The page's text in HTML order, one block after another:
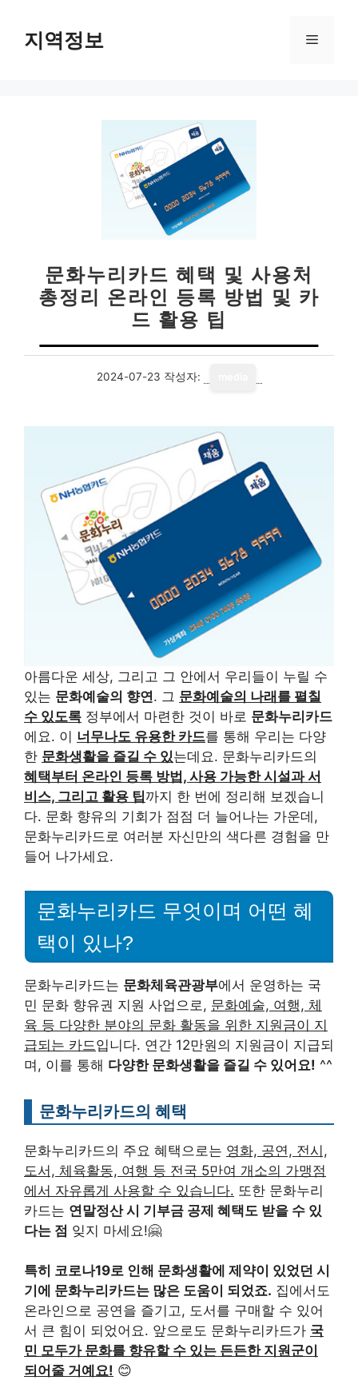
지역정보 메
문화누리카드 혜택 및 사용처
총정리 온라인 등록 방법 및 카
드 활용 팁
2024-07-23 작성자:
아름다운 세상, 그리고 그 안에서 우리들이 누릴 수
있는 문화예술의 향연. 그 문화예술의 나래를 펼칠
수 있도록 정부에서 마련한 것이 바로 문화누리카드
에요. 이 너무나도 유용한 카드를 통해 우리는 다양
한 문화생활을 즐길 수 있는데요. 문화누리카드의
혜택부터 온라인 등록 방법, 사용 가능한 시설과 서
비스, 그리고 활용 팁까지 한 번에 정리해 보겠습니
다. 문화 향유의 기회가 점점 더 늘어나는 가운데,
문화누리카드로 여러분 자신만의 색다른 경험을 만
들어 나가세요.
문화누리카드 무엇이며 어떤 혜
택이 있나?
문화누리카드는 문화체육관광부에서 운영하는 국
민 문화 향유권 지원 사업으로, 문화예술, 여행, 체
육 등 다양한 분야의 문화 활동을 위한 지원금이 지
급되는 카드입니다. 연간 12만원의 지원금이 지급되
며, 이를 통해 다양한 문화생활을 즐길 수 있어요! ^^
문화누리카드의 혜택
문화누리카드의 주요 혜택으로는 영화, 공연, 전시,
도서, 체육활동, 여행 등 전국 5만여 개소의 가맹점
에서 자유롭게 사용할 수 있습니다. 또한 문화누리
카드는 연말정산 시 기부금 공제 혜택도 받을 수 있
다는 점 잊지 마세요!🤗
특히 코로나19로 인해 문화생활에 제약이 있었던 시
기에 문화누리카드는 많은 도움이 되었죠. 집에서도
온라인으로 공연을 즐기고, 도서를 구매할 수 있어
서 큰 힘이 되었어요. 앞으로도 문화누리카드가 국
민 모두가 문화를 향유할 수 있는 든든한 지원군이
되어줄 거예요! 😊